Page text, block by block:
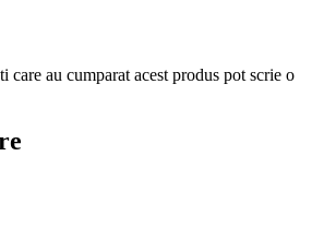
au cumparat acest produs pot scrie o